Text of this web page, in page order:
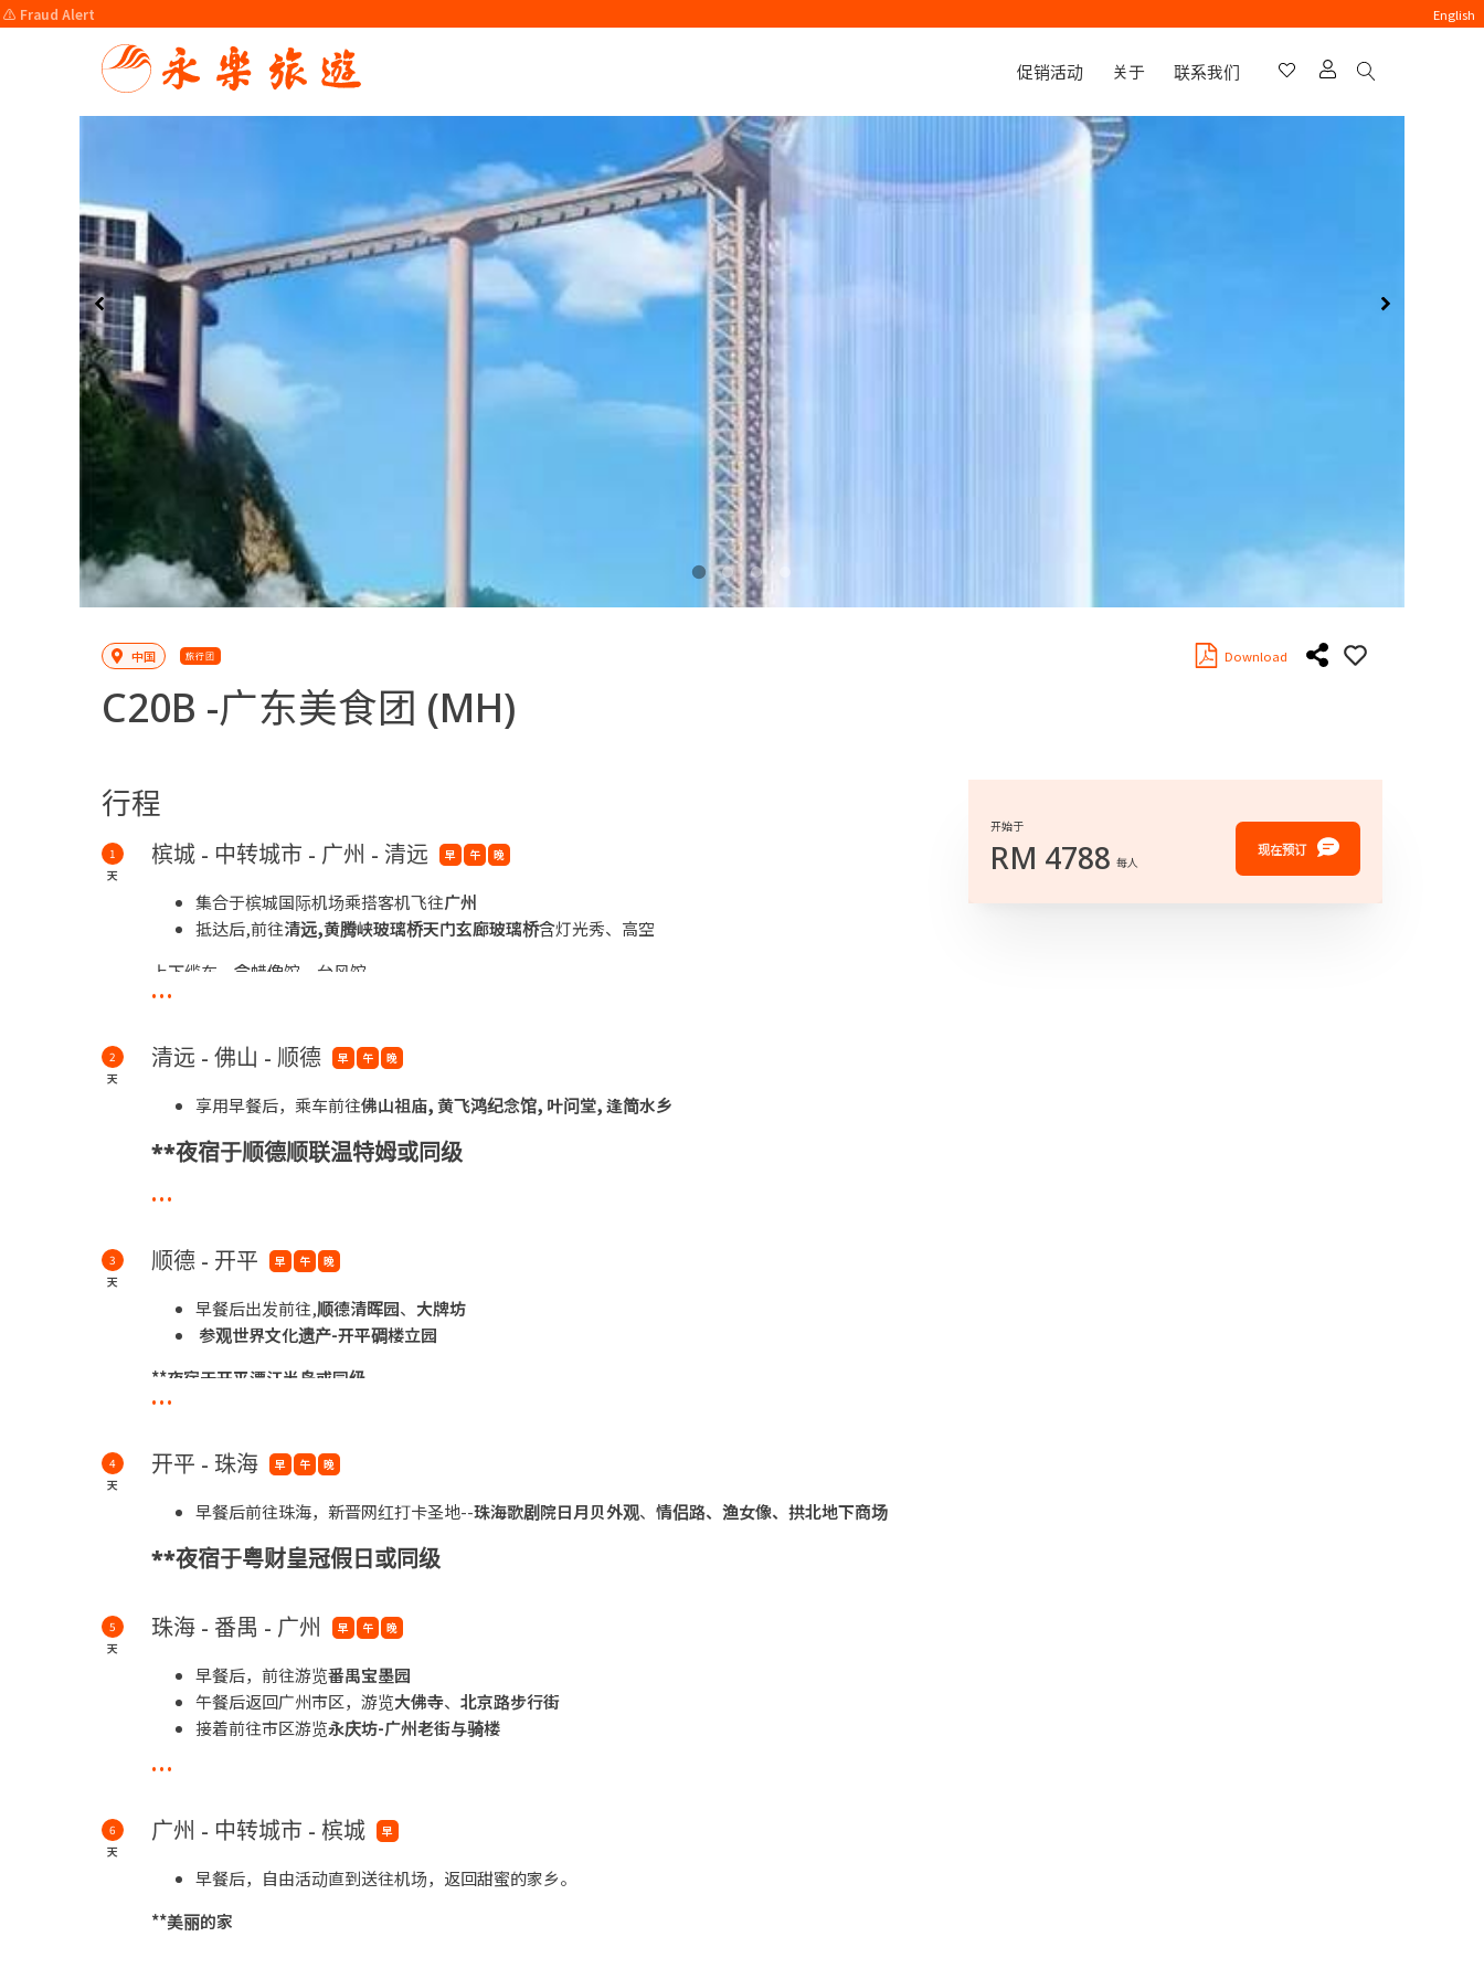
⚠️ Fraud Alert English
促销活动 关于 联系我们
中国 旅行团 Download
C20B -广东美食团 (MH)
行程
1
天
槟城 - 中转城市 - 广州 - 清远 早 午 晚
集合于槟城国际机场乘搭客机飞往广州
抵达后,前往清远,黄腾峡玻璃桥天门玄廊玻璃桥含灯光秀、高空
上下缆车、含蜡像馆、台风馆
*黄腾峡玻璃桥 - 腾峡生态旅游区,客观望黄腾峡峡谷漂流,被冠以
...
2
天
清远 - 佛山 - 顺德 早 午 晚
享用早餐后，乘车前往佛山祖庙, 黄飞鸿纪念馆, 叶问堂, 逢简水乡
**夜宿于顺德顺联温特姆或同级
*逢简水乡
...
3
天
顺德 - 开平 早 午 晚
早餐后出发前往,顺德清晖园、 大牌坊
参观世界文化遗产-开平碉楼立园
**夜宿于开平潭江半岛或同级
的。2007年，开平碉楼正式被收入《世界遗产名
录》，成为中国第35个世界遗产。
...
4
天
开平 - 珠海 早 午 晚
早餐后前往珠海，新晋网红打卡圣地--珠海歌剧院日月贝外观、 情侣路、渔女像、拱北地下商场
**夜宿于粤财皇冠假日或同级
5
天
珠海 - 番禺 - 广州 早 午 晚
早餐后，前往游览番禺宝墨园
午餐后返回广州市区，游览大佛寺、 北京路步行街
接着前往市区游览永庆坊-广州老街与骑楼
**夜宿于金沙洲温特姆或同级
*番禺宝墨园 - 宝墨园位于广东省广州市番禺区沙湾镇紫坭
筑、岭南园林艺术、珠三角水乡特色于一体的大型岭南文化
...
6
天
广州 - 中转城市 - 槟城 早
早餐后，自由活动直到送往机场，返回甜蜜的家乡。
**美丽的家
开始于
RM 4788 每人
现在预订